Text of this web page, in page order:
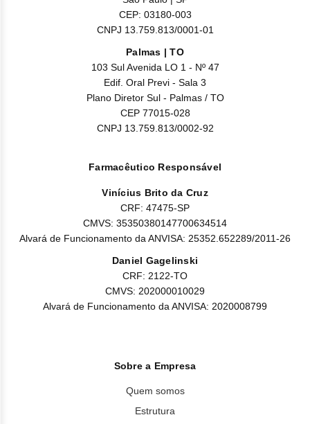
CEP: 03180-003
CNPJ 13.759.813/0001-01
Palmas | TO
103 Sul Avenida LO 1 - Nº 47
Edif. Oral Previ - Sala 3
Plano Diretor Sul - Palmas / TO
CEP 77015-028
CNPJ 13.759.813/0002-92
Farmacêutico Responsável
Vinícius Brito da Cruz
CRF: 47475-SP
CMVS: 35350380147700634514
Alvará de Funcionamento da ANVISA: 25352.652289/2011-26
Daniel Gagelinski
CRF: 2122-TO
CMVS: 202000010029
Alvará de Funcionamento da ANVISA: 2020008799
Sobre a Empresa
Quem somos
Estrutura